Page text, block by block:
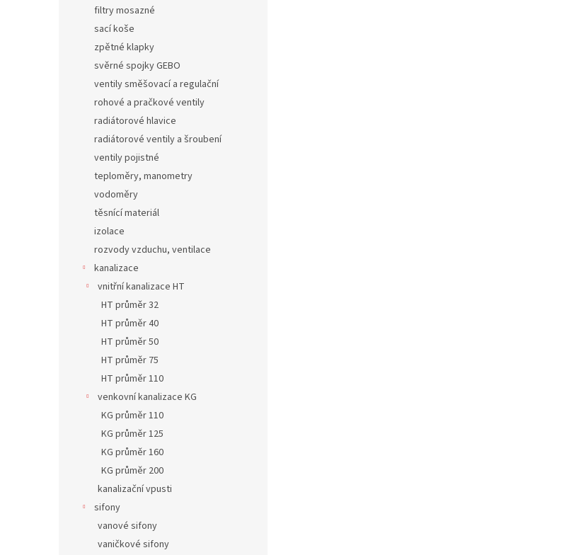
filtry mosazné
sací koše
zpětné klapky
svěrné spojky GEBO
ventily směšovací a regulační
rohové a pračkové ventily
radiátorové hlavice
radiátorové ventily a šroubení
ventily pojistné
teploměry, manometry
vodoměry
těsnící materiál
izolace
rozvody vzduchu, ventilace
kanalizace
vnitřní kanalizace HT
HT průměr 32
HT průměr 40
HT průměr 50
HT průměr 75
HT průměr 110
venkovní kanalizace KG
KG průměr 110
KG průměr 125
KG průměr 160
KG průměr 200
kanalizační vpusti
sifony
vanové sifony
vaničkové sifony